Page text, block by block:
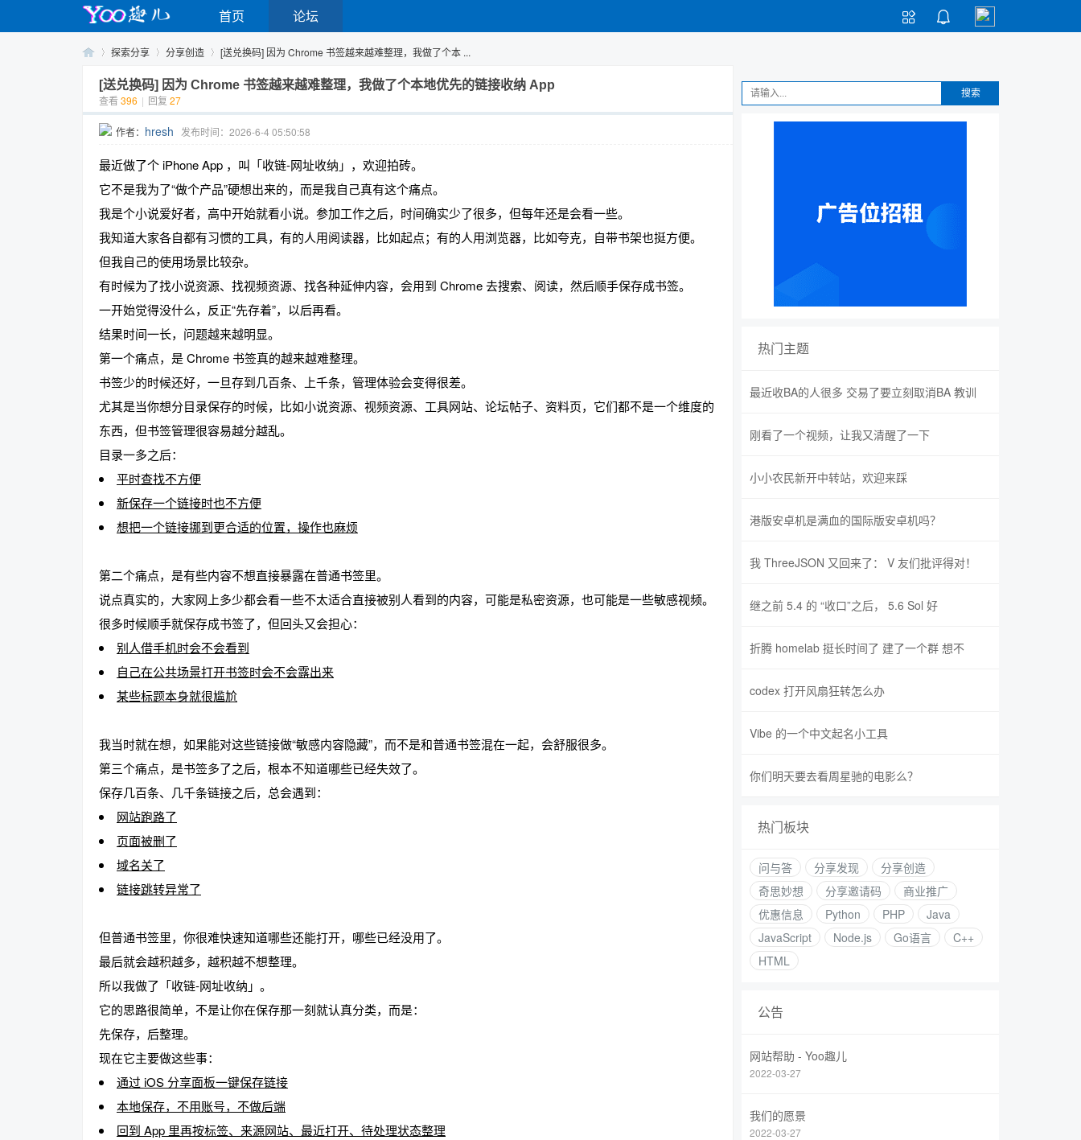


首页 论坛
探索分享 分享创造 [送兑换码] 因为 Chrome 书签越来越难整理，我做了个本 ...
[送兑换码] 因为 Chrome 书签越来越难整理，我做了个本地优先的链接收纳 App
查看 396 | 回复 27
作者： hresh 发布时间：2026-6-4 05:50:58
最近做了个 iPhone App ，叫「收链-网址收纳」，欢迎拍砖。
它不是我为了“做个产品”硬想出来的，而是我自己真有这个痛点。
我是个小说爱好者，高中开始就看小说。参加工作之后，时间确实少了很多，但每年还是会看一些。
我知道大家各自都有习惯的工具，有的人用阅读器，比如起点；有的人用浏览器，比如夸克，自带书架也挺方便。
但我自己的使用场景比较杂。
有时候为了找小说资源、找视频资源、找各种延伸内容，会用到 Chrome 去搜索、阅读，然后顺手保存成书签。
一开始觉得没什么，反正“先存着”，以后再看。
结果时间一长，问题越来越明显。
第一个痛点，是 Chrome 书签真的越来越难整理。
书签少的时候还好，一旦存到几百条、上千条，管理体验会变得很差。
尤其是当你想分目录保存的时候，比如小说资源、视频资源、工具网站、论坛帖子、资料页，它们都不是一个维度的
东西，但书签管理很容易越分越乱。
目录一多之后：
平时查找不方便
新保存一个链接时也不方便
想把一个链接挪到更合适的位置，操作也麻烦
第二个痛点，是有些内容不想直接暴露在普通书签里。
说点真实的，大家网上多少都会看一些不太适合直接被别人看到的内容，可能是私密资源，也可能是一些敏感视频。
很多时候顺手就保存成书签了，但回头又会担心：
别人借手机时会不会看到
自己在公共场景打开书签时会不会露出来
某些标题本身就很尴尬
我当时就在想，如果能对这些链接做“敏感内容隐藏”，而不是和普通书签混在一起，会舒服很多。
第三个痛点，是书签多了之后，根本不知道哪些已经失效了。
保存几百条、几千条链接之后，总会遇到：
网站跑路了
页面被删了
域名关了
链接跳转异常了
但普通书签里，你很难快速知道哪些还能打开，哪些已经没用了。
最后就会越积越多，越积越不想整理。
所以我做了「收链-网址收纳」。
它的思路很简单，不是让你在保存那一刻就认真分类，而是：
先保存，后整理。
现在它主要做这些事：
通过 iOS 分享面板一键保存链接
本地保存，不用账号，不做后端
回到 App 里再按标签、来源网站、最近打开、待处理状态整理
搜索
热门主题
最近收BA的人很多 交易了要立刻取消BA 教训
刚看了一个视频，让我又清醒了一下
小小农民新开中转站，欢迎来踩
港版安卓机是满血的国际版安卓机吗？
我 ThreeJSON 又回来了： V 友们批评得对！
继之前 5.4 的 “收口”之后， 5.6 Sol 好
折腾 homelab 挺长时间了 建了一个群 想不
codex 打开风扇狂转怎么办
Vibe 的一个中文起名小工具
你们明天要去看周星驰的电影么？
热门板块
问与答 分享发现
分享创造
奇思妙想
分享邀请码
商业推广
优惠信息
Python PHP
Java
JavaScript
Node.js Go语言
C++
HTML
公告
网站帮助 - Yoo趣儿
2022-03-27
我们的愿景
2022-03-27